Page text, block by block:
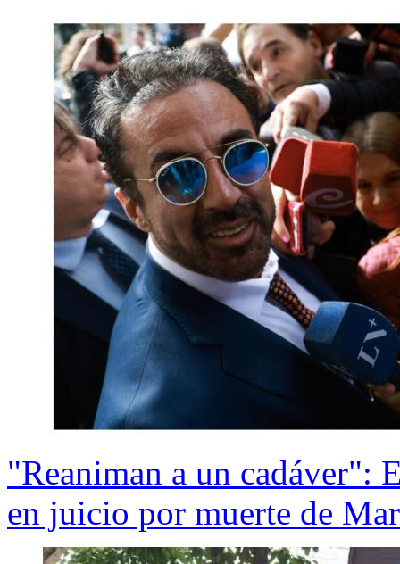
"Reaniman a un cadáver":
en juicio por muerte de